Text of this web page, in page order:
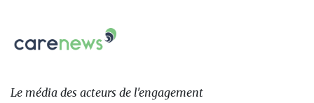
sur:
Carenews,
Le
des
Le média des acteurs de l'engagement